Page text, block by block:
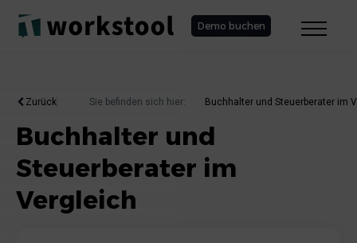
Demo buchen
Zurück Sie befinden sich hier: Buchhalter und Steuerberater im
Buchhalter und
Steuerberater im
Vergleich